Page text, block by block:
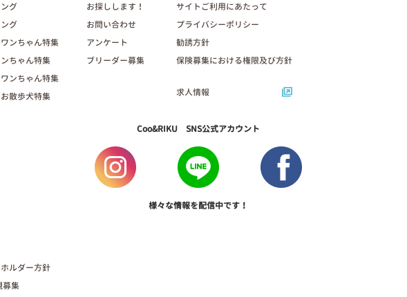
グ
グ
ンちゃん特集
ちゃん特集
ンちゃん特集
散歩犬特集
ルダー方針
募集
お探しします！
お問い合わせ
アンケート
ブリーダー募集
サイトご利用にあたって
プライバシーポリシー
勧誘方針
保険募集における権限及び方針
求人情報
Coo&RIKU SNS公式アカウント
様々な情報を配信中です！